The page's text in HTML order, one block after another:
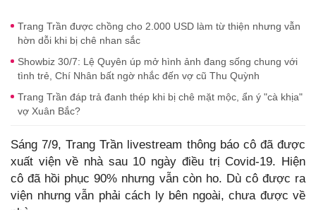
Trang Trần được chồng cho 2.000 USD làm từ thiện nhưng vẫn
hờn dỗi khi bị chê nhan sắc
Showbiz 30/7: Lệ Quyên úp mở hình ảnh đang sống chung với
tình trẻ, Chí Nhân bất ngờ nhắc đến vợ cũ Thu Quỳnh
Trang Trần đáp trả đanh thép khi bị chê mặt mộc, ẩn ý "cà khịa"
vợ Xuân Bắc?
Sáng 7/9, Trang Trần livestream thông báo cô đã được
xuất viện về nhà sau 10 ngày điều trị Covid-19. Hiện
cô đã hồi phục 90% nhưng vẫn còn ho. Dù cô được ra
viện nhưng vẫn phải cách ly bên ngoài, chưa được về